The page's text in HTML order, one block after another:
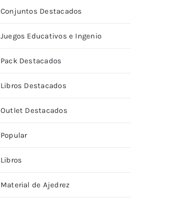
Conjuntos Destacados
Juegos Educativos e Ingenio
Pack Destacados
Libros Destacados
Outlet Destacados
Popular
Libros
Material de Ajedrez